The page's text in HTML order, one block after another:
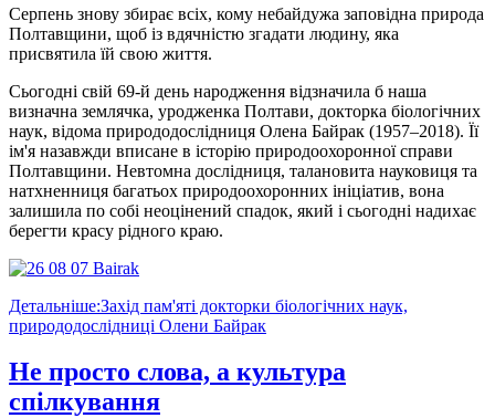
Серпень знову збирає всіх, кому небайдужа заповідна природа
Полтавщини, щоб із вдячністю згадати людину, яка
присвятила їй свою життя.
Сьогодні свій 69-й день народження відзначила б наша
визначна землячка, уродженка Полтави, докторка біологічних
наук, відома природодослідниця Олена Байрак (1957–2018). Її
ім'я назавжди вписане в історію природоохоронної справи
Полтавщини. Невтомна дослідниця, талановита науковиця та
натхненниця багатьох природоохоронних ініціатив, вона
залишила по собі неоцінений спадок, який і сьогодні надихає
берегти красу рідного краю.
Детальніше:Захід пам'яті докторки біологічних наук,
природодослідниці Олени Байрак
Не просто слова, а культура
спілкування